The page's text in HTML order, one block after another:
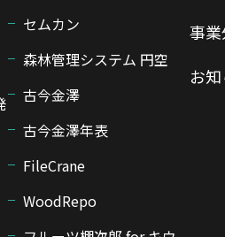
セムカン
森林管理システム 円空
古今金澤
古今金澤年表
FileCrane
WoodRepo
事
お